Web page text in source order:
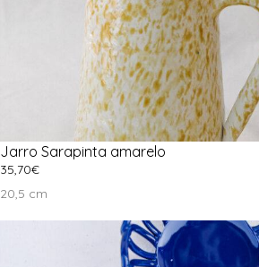
Jarro Sarapinta amarelo
35,70€
Ver Opções
20,5 cm